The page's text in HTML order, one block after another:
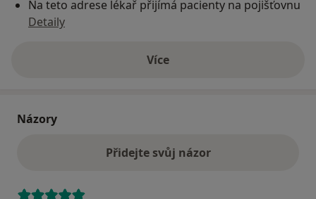
Na teto adrese lékař přijímá pacienty na pojišťovnu
Detaily
Víceo adrese
Názory
Přidejte svůj názor